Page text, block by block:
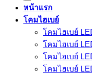
หน้าแรก
โคมไฮเบย์
โคมไฮเบย์
โคมไฮเบย์
โคมไฮเบย์
โคมไฮเบย์